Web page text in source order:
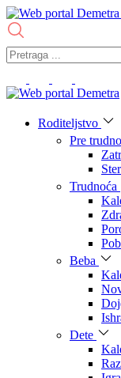
Roditeljstvo
Pre
Trudnoća
Beba
Dete